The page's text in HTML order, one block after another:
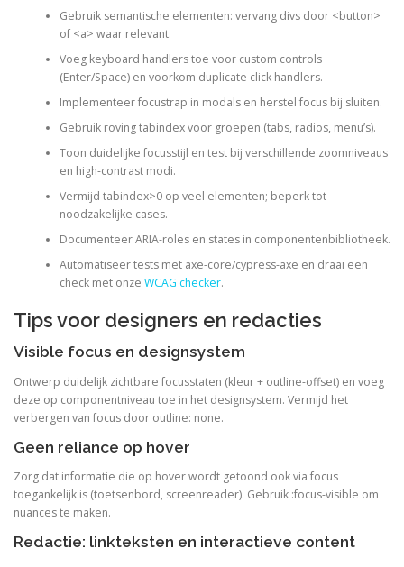
Gebruik semantische elementen: vervang divs door <button>
of <a> waar relevant.
Voeg keyboard handlers toe voor custom controls
(Enter/Space) en voorkom duplicate click handlers.
Implementeer focustrap in modals en herstel focus bij sluiten.
Gebruik roving tabindex voor groepen (tabs, radios, menu’s).
Toon duidelijke focusstijl en test bij verschillende zoomniveaus
en high-contrast modi.
Vermijd tabindex>0 op veel elementen; beperk tot
noodzakelijke cases.
Documenteer ARIA-roles en states in componentenbibliotheek.
Automatiseer tests met axe-core/cypress-axe en draai een
check met onze WCAG checker.
Tips voor designers en redacties
Visible focus en designsystem
Ontwerp duidelijk zichtbare focusstaten (kleur + outline-offset) en voeg
deze op componentniveau toe in het designsystem. Vermijd het
verbergen van focus door outline: none.
Geen reliance op hover
Zorg dat informatie die op hover wordt getoond ook via focus
toegankelijk is (toetsenbord, screenreader). Gebruik :focus-visible om
nuances te maken.
Redactie: linkteksten en interactieve content